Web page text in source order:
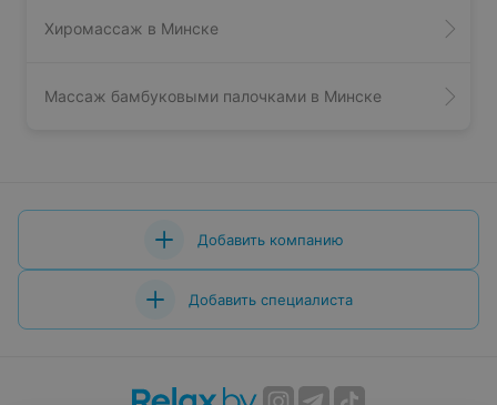
Хиромассаж в Минске
Массаж бамбуковыми палочками в Минске
Добавить компанию
Добавить специалиста